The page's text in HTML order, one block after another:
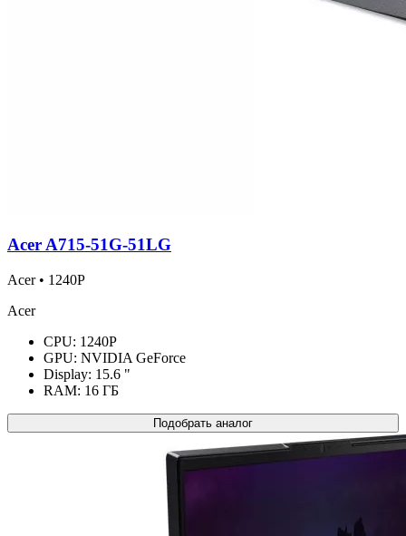
Acer A715-51G-51LG
Acer • 1240P
Acer
CPU: 1240P
GPU: NVIDIA GeForce
Display: 15.6 "
RAM: 16 ГБ
Подобрать аналог